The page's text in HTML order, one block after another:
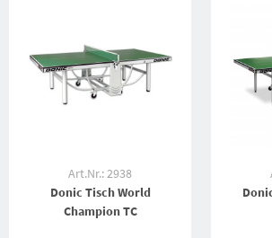
Art.Nr.: 2938
Donic Tisch World
Champion TC